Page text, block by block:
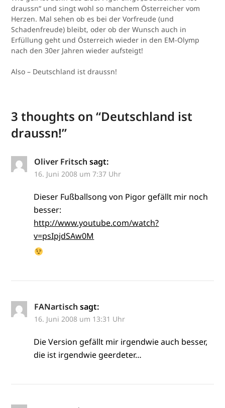
draussn“ und singt wohl so manchem Österreicher vom
Herzen. Mal sehen ob es bei der Vorfreude (und
Schadenfreude) bleibt, oder ob der Wunsch auch in
Erfüllung geht und Österreich wieder in den EM-Olymp
nach den 30er Jahren wieder aufsteigt!
Also – Deutschland ist draussn!
3 thoughts on “Deutschland ist
draussn!”
Oliver Fritsch sagt:
16. Juni 2008 um 7:37 Uhr
Dieser Fußballsong von Pigor gefällt mir noch
besser:
http://www.youtube.com/watch?
v=psIpjdSAw0M
FANartisch sagt:
16. Juni 2008 um 13:31 Uhr
Die Version gefällt mir irgendwie auch besser,
die ist irgendwie geerdeter…